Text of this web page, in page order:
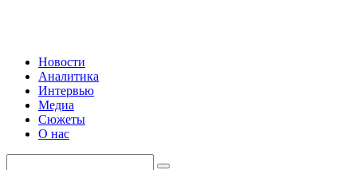
Новости
Аналитика
Интервью
Медиа
Сюжеты
О нас